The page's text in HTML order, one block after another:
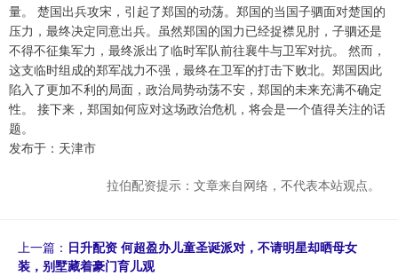
量。 楚国出兵攻宋，引起了郑国的动荡。郑国的当国子驷面对楚国的
压力，最终决定同意出兵。虽然郑国的国力已经捉襟见肘，子驷还是
不得不征集军力，最终派出了临时军队前往襄牛与卫军对抗。 然而，
这支临时组成的郑军战力不强，最终在卫军的打击下败北。郑国因此
陷入了更加不利的局面，政治局势动荡不安，郑国的未来充满不确定
性。 接下来，郑国如何应对这场政治危机，将会是一个值得关注的话
题。
发布于：天津市
拉伯配资提示：文章来自网络，不代表本站观点。
上一篇： 日升配资 何超盈办儿童圣诞派对，不请明星却晒母女
装，别墅藏着豪门育儿观